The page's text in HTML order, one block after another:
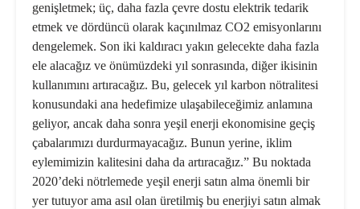
ge­nişletmek; üç, daha fazla çevre dostu elektrik tedarik
etmek ve dördüncü olarak kaçınılmaz CO2 emisyonlarını
dengelemek. Son iki kaldıracı yakın gelecekte daha fazla
ele alacağız ve önümüzdeki yıl sonrasında, diğer ikisi­nin
kullanımını artıracağız. Bu, gelecek yıl karbon nötralitesi
konusundaki ana hedefimize ulaşabileceğimiz anlamına
geliyor, ancak daha sonra yeşil enerji ekonomisine geçiş
çabalarımızı dur­durmayacağız. Bunun yerine, iklim
eylemimizin kalitesini daha da artıra­cağız.” Bu noktada
2020’deki nötrle­mede yeşil enerji satın alma önemli bir
yer tutuyor ama asıl olan üretilmiş bu enerjiyi satın almak